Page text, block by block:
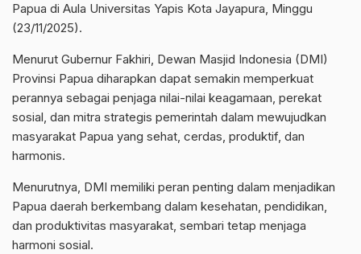
Papua di Aula Universitas Yapis Kota Jayapura, Minggu
(23/11/2025).
Menurut Gubernur Fakhiri, Dewan Masjid Indonesia (DMI)
Provinsi Papua diharapkan dapat semakin memperkuat
perannya sebagai penjaga nilai-nilai keagamaan, perekat
sosial, dan mitra strategis pemerintah dalam mewujudkan
masyarakat Papua yang sehat, cerdas, produktif, dan
harmonis.
Menurutnya, DMI memiliki peran penting dalam menjadikan
Papua daerah berkembang dalam kesehatan, pendidikan,
dan produktivitas masyarakat, sembari tetap menjaga
harmoni sosial.